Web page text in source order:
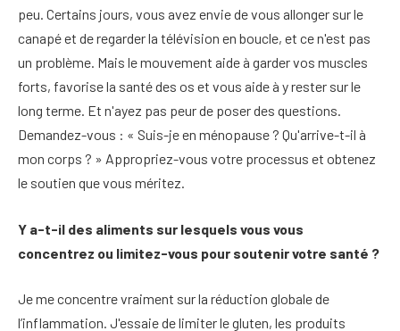
peu. Certains jours, vous avez envie de vous allonger sur le
canapé et de regarder la télévision en boucle, et ce n'est pas
un problème. Mais le mouvement aide à garder vos muscles
forts, favorise la santé des os et vous aide à y rester sur le
long terme. Et n'ayez pas peur de poser des questions.
Demandez-vous : « Suis-je en ménopause ? Qu'arrive-t-il à
mon corps ? » Appropriez-vous votre processus et obtenez
le soutien que vous méritez.
Y a-t-il des aliments sur lesquels vous vous
concentrez ou limitez-vous pour soutenir votre santé ?
Je me concentre vraiment sur la réduction globale de
l’inflammation. J'essaie de limiter le gluten, les produits